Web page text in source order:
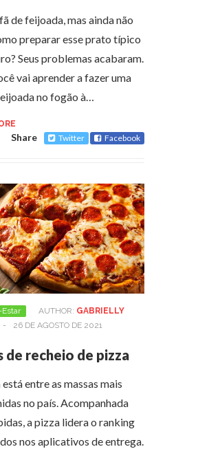
de feijoada, mas ainda não
preparar esse prato típico
Seus problemas acabaram.
vai aprender a fazer uma
no fogão à…
Share Twitter Facebook
AUTHOR: GABRIELLY
- 26 DE AGOSTO DE 2021
de recheio de pizza
entre as massas mais
no país. Acompanhada
a pizza lidera o ranking
nos aplicativos de entrega.